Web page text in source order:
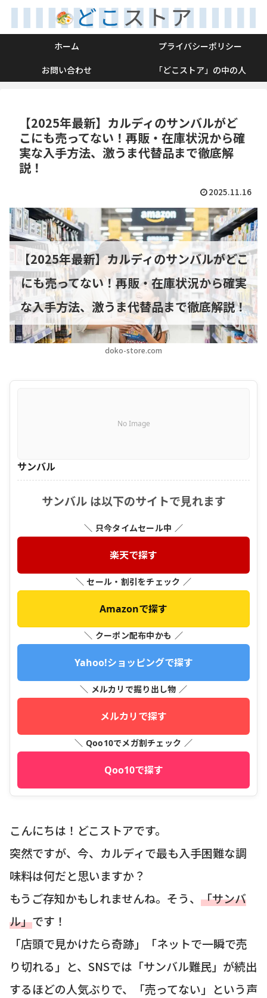
ホーム
プライバシーポリシー
お問い合わせ
「どこストア」の中の人
【2025年最新】カルディのサンバルがど
こにも売ってない！再販・在庫状況から確
実な入手方法、激うま代替品まで徹底解
説！
2025.11.16
doko-store.com
【2025年最新】カルディのサンバルがどこ
にも売ってない！再販・在庫状況から確実
な入手方法、激うま代替品まで徹底解説！
No Image
サンバル
サンバル は以下のサイトで見れます
＼ 只今タイムセール中 ／
楽天で探す
＼ セール・割引をチェック ／
Amazonで探す
＼ クーポン配布中かも ／
Yahoo!ショッピングで探す
＼ メルカリで掘り出し物 ／
メルカリで探す
＼ Qoo10でメガ割チェック ／
Qoo10で探す
こんにちは！どこストアです。
突然ですが、今、カルディで最も入手困難な調
味料は何だと思いますか？
もうご存知かもしれませんね。そう、 「サンバ
ル」です！
「店頭で見かけたら奇跡」「ネットで一瞬で売
り切れる」と、SNSでは「サンバル難民」が続出
するほどの人気ぶりで、「売ってない」という声